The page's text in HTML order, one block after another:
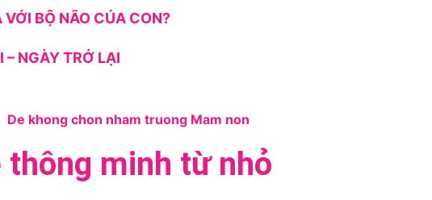
VỚI BỘ NÃO CỦA CON?
– NGÀY TRỞ LẠI
thông minh từ nhỏ